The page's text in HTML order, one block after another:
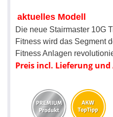
aktuelles Modell
Die neue Stairmaster 10G
Fitness wird das Segment
Fitness Anlagen
Preis incl. Lieferung